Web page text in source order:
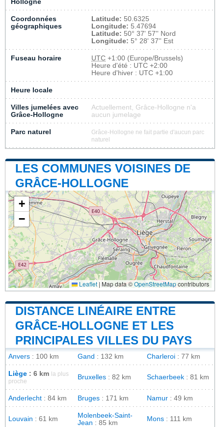
Hollogne
Coordonnées
géographiques
Latitude: 50.6325
Longitude: 5.47694
Latitude: 50° 37' 57'' Nord
Longitude: 5° 28' 37'' Est
Fuseau horaire UTC +1:00 (Europe/Brussels)
Heure d'été : UTC +2:00
Heure d'hiver : UTC +1:00
Heure locale
Villes jumelées avec
Grâce-Hollogne
Actuellement, Grâce-Hollogne n'a
aucun jumelage
Parc naturel
Grâce-Hollogne ne fait partie d'aucun parc
naturel
LES COMMUNES VOISINES DE
GRÂCE-HOLLOGNE
+
−
Leaflet | Map data ©OpenStreetMapcontributors
DISTANCE LINÉAIRE ENTRE
GRÂCE-HOLLOGNE ET LES
PRINCIPALES VILLES DU PAYS
Anvers : 100 km Gand : 132 km Charleroi : 77 km
Liège : 6 km
la plus
proche
Bruxelles : 82 km Schaerbeek : 81 km
Anderlecht : 84 km Bruges : 171 km Namur : 49 km
Louvain : 61 km
Molenbeek-Saint-
Jean : 85 km
Mons : 111 km